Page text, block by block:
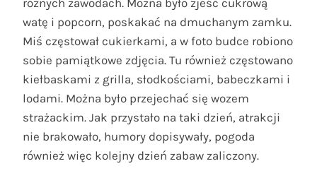
watę i popcorn, poskakać na dmuchanym zamku.
Miś częstował cukierkami, a w foto budce robiono
sobie pamiątkowe zdjęcia. Tu również częstowano
kiełbaskami z grilla, słodkościami, babeczkami i
lodami. Można było przejechać się wozem
strażackim. Jak przystało na taki dzień, atrakcji
nie brakowało, humory dopisywały, pogoda
również więc kolejny dzień zabaw zaliczony.